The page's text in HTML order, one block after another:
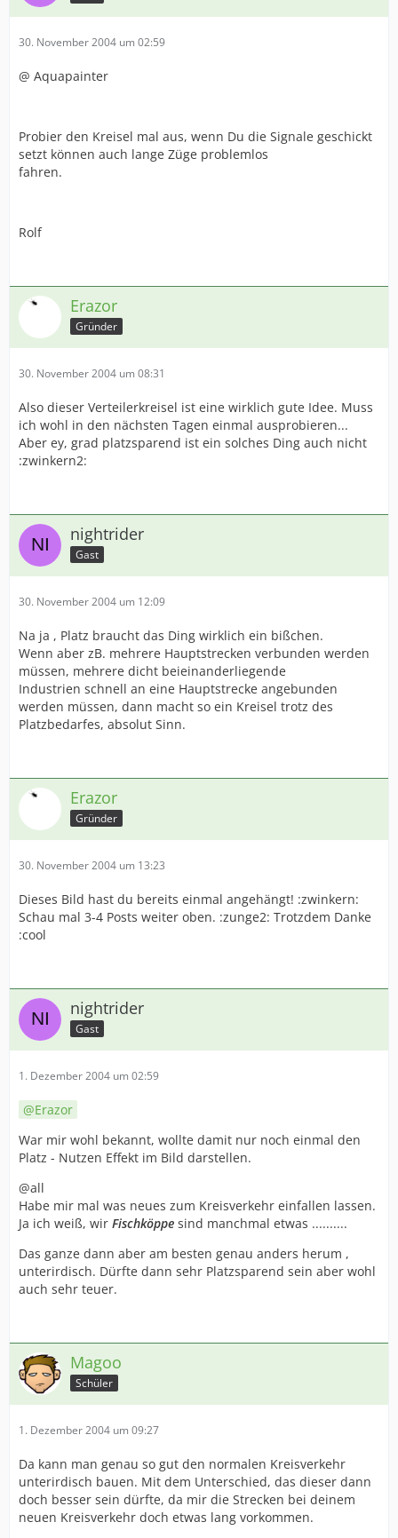
30. November 2004 um 02:59
@ Aquapainter
Probier den Kreisel mal aus, wenn Du die Signale geschickt
setzt können auch lange Züge problemlos
fahren.
Rolf
Erazor
Gründer
30. November 2004 um 08:31
Also dieser Verteilerkreisel ist eine wirklich gute Idee. Muss
ich wohl in den nächsten Tagen einmal ausprobieren...
Aber ey, grad platzsparend ist ein solches Ding auch nicht
:zwinkern2:
nightrider
Gast
30. November 2004 um 12:09
Na ja , Platz braucht das Ding wirklich ein bißchen.
Wenn aber zB. mehrere Hauptstrecken verbunden werden
müssen, mehrere dicht beieinanderliegende
Industrien schnell an eine Hauptstrecke angebunden
werden müssen, dann macht so ein Kreisel trotz des
Platzbedarfes, absolut Sinn.
Erazor
Gründer
30. November 2004 um 13:23
Dieses Bild hast du bereits einmal angehängt! :zwinkern:
Schau mal 3-4 Posts weiter oben. :zunge2: Trotzdem Danke
:cool
nightrider
Gast
1. Dezember 2004 um 02:59
Erazor
War mir wohl bekannt, wollte damit nur noch einmal den
Platz - Nutzen Effekt im Bild darstellen.
@all
Habe mir mal was neues zum Kreisverkehr einfallen lassen.
Ja ich weiß, wir Fischköppe sind manchmal etwas ..........
Das ganze dann aber am besten genau anders herum ,
unterirdisch. Dürfte dann sehr Platzsparend sein aber wohl
auch sehr teuer.
Magoo
Schüler
1. Dezember 2004 um 09:27
Da kann man genau so gut den normalen Kreisverkehr
unterirdisch bauen. Mit dem Unterschied, das dieser dann
doch besser sein dürfte, da mir die Strecken bei deinem
neuen Kreisverkehr doch etwas lang vorkommen.